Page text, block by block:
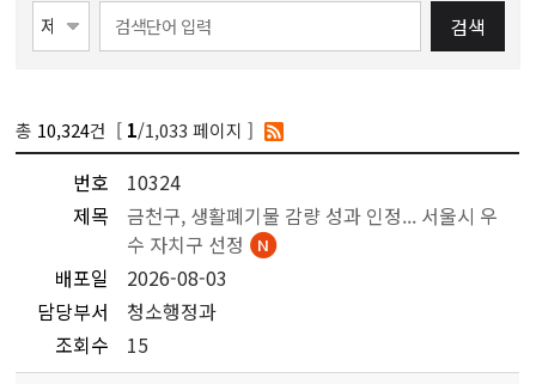
검색
총 10,324건 [ 1/1,033 페이지 ]
번호
10324
제목
금천구, 생활폐기물 감량 성과 인정... 서울시 우
수 자치구 선정
배포일
2026-08-03
담당부서
청소행정과
조회수
15